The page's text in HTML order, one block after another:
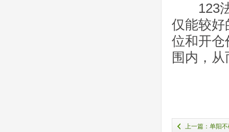
123法
仅能较好
位和开仓
围内，
上一篇：单阳